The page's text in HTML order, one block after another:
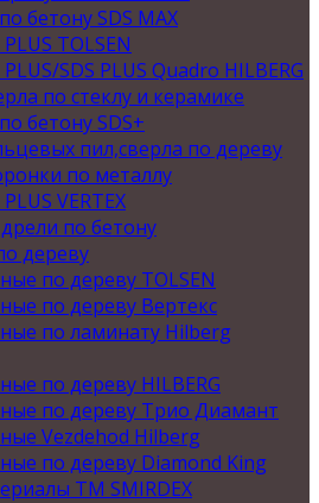
бетону SDS MAX
TOLSEN
SDS PLUS Quadro HILBERG
по стеклу и керамике
бетону SDS+
пил,сверла по дереву
по металлу
VERTEX
по бетону
дереву
по дереву TOLSEN
по дереву Вертекс
по ламинату Hilberg
по дереву HILBERG
по дереву Трио Диамант
Vezdehod Hilberg
по дереву Diamond King
ТМ SMIRDEX